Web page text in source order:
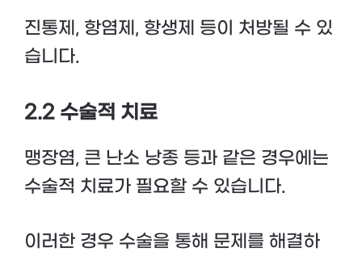
진통제, 항염제, 항생제 등이 처방될 수 있
습니다.
2.2 수술적 치료
맹장염, 큰 난소 낭종 등과 같은 경우에는
수술적 치료가 필요할 수 있습니다.
이러한 경우 수술을 통해 문제를 해결하